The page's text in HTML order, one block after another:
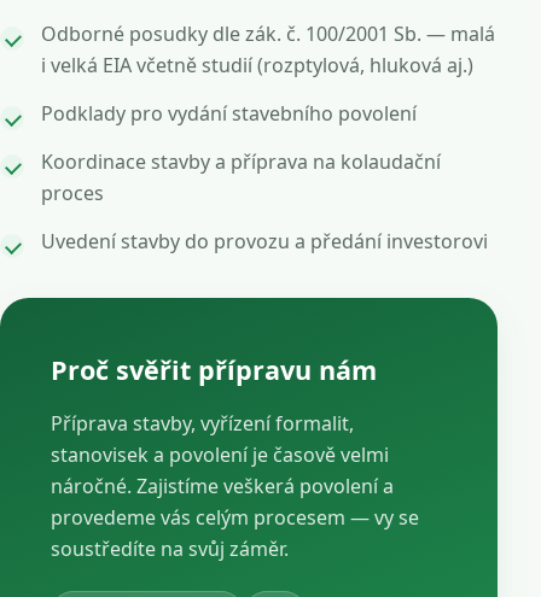
Odborné posudky dle zák. č. 100/2001 Sb. — malá
i velká EIA včetně studií (rozptylová, hluková aj.)
Podklady pro vydání stavebního povolení
Koordinace stavby a příprava na kolaudační
proces
Uvedení stavby do provozu a předání investorovi
Proč svěřit přípravu nám
Příprava stavby, vyřízení formalit,
stanovisek a povolení je časově velmi
náročné. Zajistíme veškerá povolení a
provedeme vás celým procesem — vy se
soustředíte na svůj záměr.